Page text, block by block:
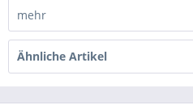
mehr
Ähnliche Artikel